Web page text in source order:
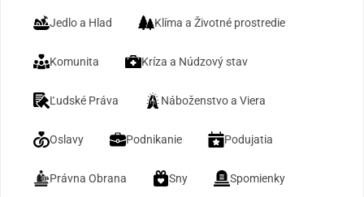
Jedlo a Hlad Klíma a Životné prostredie
Komunita Kríza a Núdzový stav
Ľudské Práva Náboženstvo a Viera
Oslavy Podnikanie Podujatia
Právna Obrana Sny Spomienky